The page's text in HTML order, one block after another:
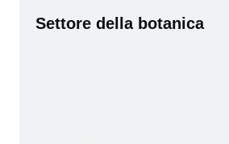
Settore della botanica